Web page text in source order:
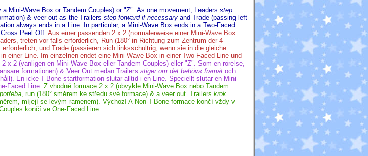
Mini-Wave Box or Tandem Couples) or "Z". As one movement, Leaders step
& veer out as the Trailers step forward if necessary and Trade (passing left-
always ends in a Line. In particular, a Mini-Wave Box ends in a Two-Faced
Peel Off. Aus einer passenden 2 x 2 (normalerweise einer Mini-Wave Box
treten vor falls erforderlich, Run (180° in Richtung zum Zentrum der 4-
und Trade (passieren sich linksschultrig, wenn sie in die gleiche
einer Line. Im einzelnen endet eine Mini-Wave Box in einer Two-Faced Line und
2 x 2 (vanligen en Mini-Wave Box eller Tandem Couples) eller "Z". Som en rörelse,
formationen) & Veer Out medan Trailers stiger om det behövs framåt och
En icke-T-Bone startformation slutar alltid i en Line. Speciellt slutar en Mini-
Faced Line. Z vhodné formace 2 x 2 (obvykle Mini-Wave Box nebo Tandem
, run (180° směrem ke středu své formace) & a veer out. Trailers krok
míjejí se levým ramenem). Výchozí A Non-T-Bone formace končí vždy v
končí ve One-Faced Line.